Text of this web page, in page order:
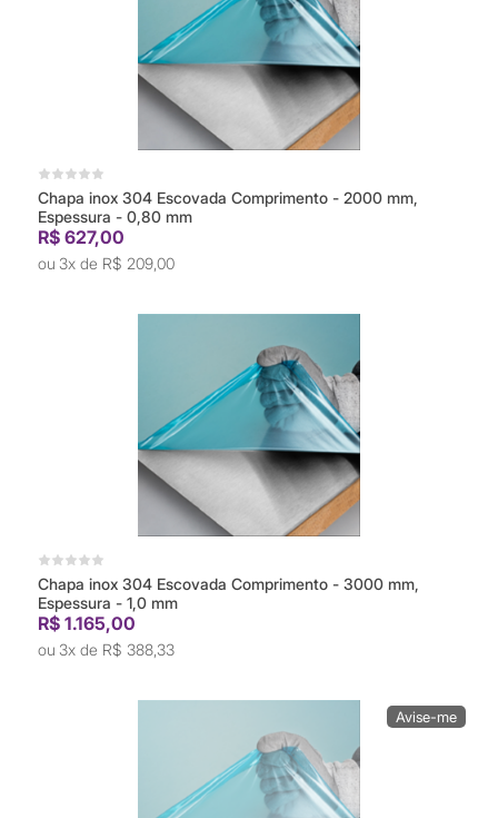
Chapa inox 304 Escovada Comprimento - 2000 mm,
Espessura - 0,80 mm
R$ 627,00
3x de R$ 209,00
Chapa inox 304 Escovada Comprimento - 3000 mm,
Espessura - 1,0 mm
R$ 1.165,00
3x de R$ 388,33